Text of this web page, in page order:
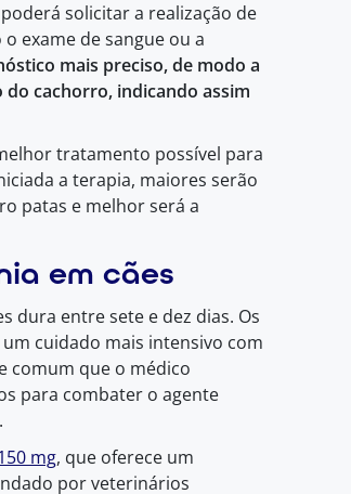
solicitar a realização de
exame de sangue ou a
mais preciso, de modo a
cachorro, indicando assim
tratamento possível para
a terapia, maiores serão
patas e melhor será a
em cães
dura entre sete e dez dias. Os
cuidado mais intensivo com
comum que o médico
para combater o agente
mg, que oferece um
por veterinários